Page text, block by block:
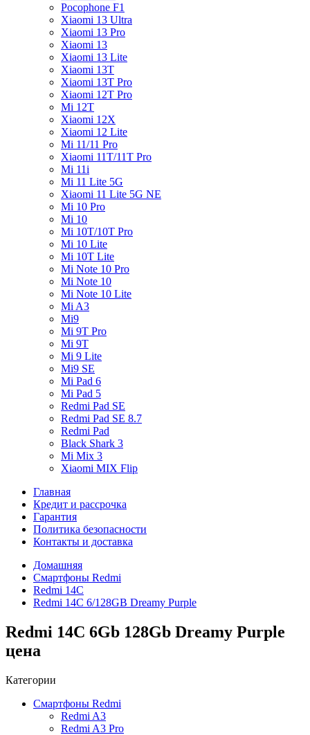
Pocophone F1
Xiaomi 13 Ultra
Xiaomi 13 Pro
Xiaomi 13
Xiaomi 13 Lite
Xiaomi 13T
Xiaomi 13T Pro
Xiaomi 12T Pro
Mi 12T
Xiaomi 12X
Xiaomi 12 Lite
Mi 11/11 Pro
Xiaomi 11T/11T Pro
Mi 11i
Mi 11 Lite 5G
Xiaomi 11 Lite 5G NE
Mi 10 Pro
Mi 10
Mi 10T/10T Pro
Mi 10 Lite
Mi 10T Lite
Mi Note 10 Pro
Mi Note 10
Mi Note 10 Lite
Mi A3
Mi9
Mi 9T Pro
Mi 9T
Mi 9 Lite
Mi9 SE
Mi Pad 6
Mi Pad 5
Redmi Pad SE
Redmi Pad SE 8.7
Redmi Pad
Black Shark 3
Mi Mix 3
Xiaomi MIX Flip
Главная
Кредит и рассрочка
Гарантия
Политика безопасности
Контакты и доставка
Домашняя
Смартфоны Redmi
Redmi 14C
Redmi 14C 6/128GB Dreamy Purple
Redmi 14C 6Gb 128Gb Dreamy Purple
цена
Категории
Смартфоны Redmi
Redmi A3
Redmi A3 Pro